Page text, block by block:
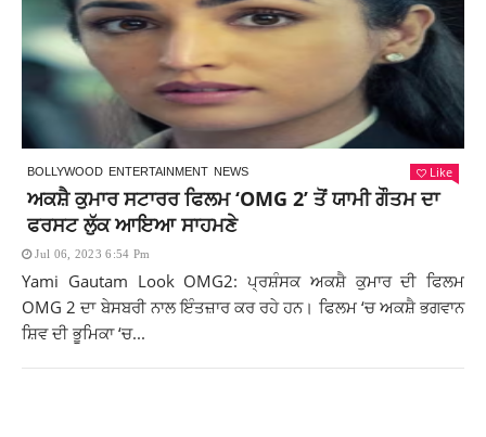
BOLLYWOOD ENTERTAINMENT NEWS Like
ਅਕਸ਼ੈ ਕੁਮਾਰ ਸਟਾਰਰ ਫਿਲਮ ‘OMG 2’ ਤੋਂ ਯਾਮੀ ਗੌਤਮ ਦਾ
ਫਰਸਟ ਲੁੱਕ ਆਇਆ ਸਾਹਮਣੇ
Jul 06, 2023 6:54 Pm
Yami Gautam Look OMG2: ਪ੍ਰਸ਼ੰਸਕ ਅਕਸ਼ੈ ਕੁਮਾਰ ਦੀ ਫਿਲਮ
OMG 2 ਦਾ ਬੇਸਬਰੀ ਨਾਲ ਇੰਤਜ਼ਾਰ ਕਰ ਰਹੇ ਹਨ। ਫਿਲਮ ‘ਚ ਅਕਸ਼ੈ ਭਗਵਾਨ
ਸ਼ਿਵ ਦੀ ਭੂਮਿਕਾ ‘ਚ...